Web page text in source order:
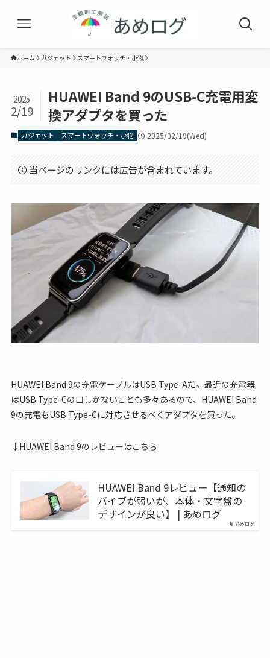
ホーム ガジェット スマートウォッチ・小物
HUAWEI Band 9のUSB-C充電用変
換アダプタを買った
2025
2/19
ガジェット スマートウォッチ・小物 2025/02/19(Wed)
当ページのリンクには広告が含まれています。
HUAWEI Band 9の充電ケーブルはUSB Type-Aだ。最近の充電器
はUSB Type-Cの口しかないことも多々あるので、HUAWEI Band
9の充電もUSB Type-Cに対応させるべくアダプタを買った。
↓HUAWEI Band 9のレビューはこちら
あめログ
HUAWEI Band 9レビュー【通知の
バイブが弱いが、本体・文字盤の
デザインが良い】 | あめログ